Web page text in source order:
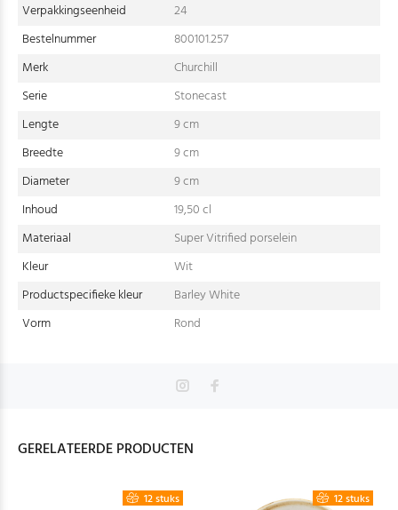
Verpakkingseenheid
24
Bestelnummer
800101.257
Merk
Churchill
Serie
Stonecast
Lengte
9 cm
Breedte
9 cm
Diameter
9 cm
Inhoud
19,50 cl
Materiaal
Super Vitrified porselein
Kleur
Wit
Productspecifieke kleur
Barley White
Vorm
Rond
GERELATEERDE PRODUCTEN
12 stuks 12 stuks